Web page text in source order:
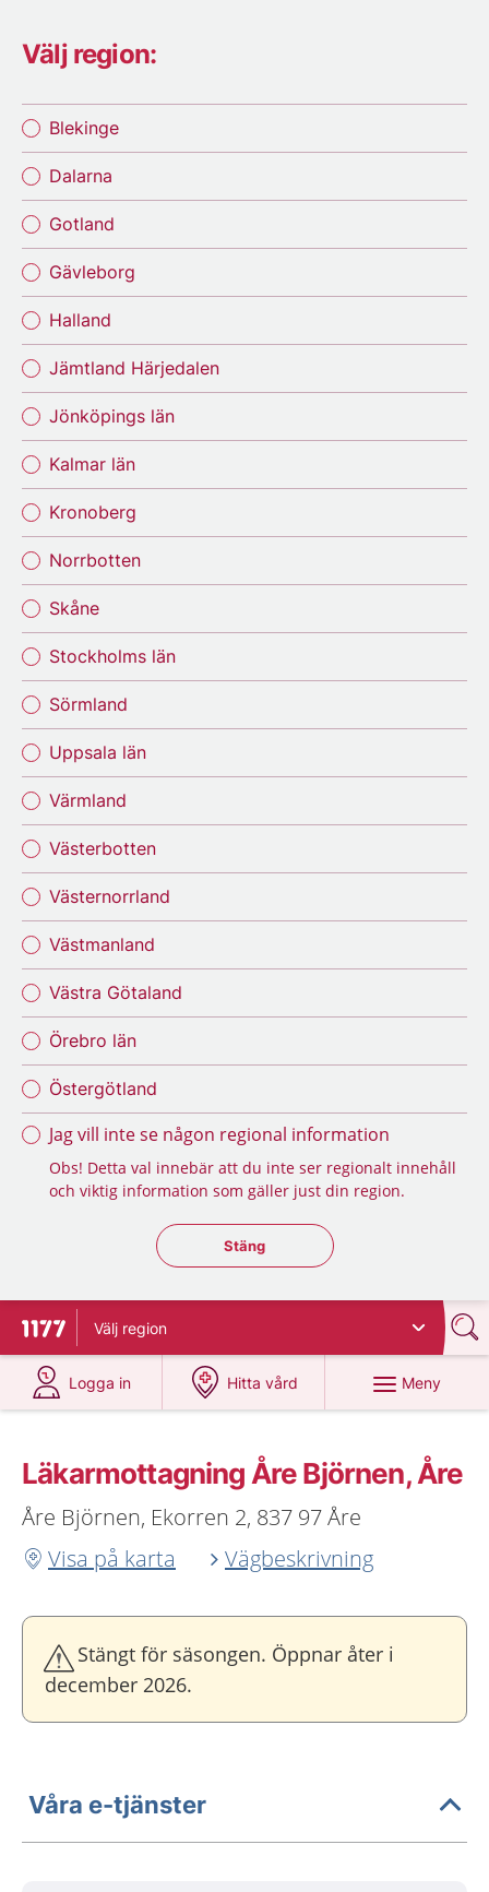
Välj region:
Blekinge
Dalarna
Gotland
Gävleborg
Halland
Jämtland Härjedalen
Jönköpings län
Kalmar län
Kronoberg
Norrbotten
Skåne
Stockholms län
Sörmland
Uppsala län
Värmland
Västerbotten
Västernorrland
Västmanland
Västra Götaland
Örebro län
Östergötland
Jag vill inte se någon regional information
Obs! Detta val innebär att du inte ser regionalt innehåll
och viktig information som gäller just din region.
Stäng regionsväljaren
Stäng
Till startsidan för 1177
Välj region
Logga in
på 1177.se
Hitta vård
på 1177.se
Meny
Läkarmottagning Åre Björnen, Åre
Åre Björnen, Ekorren 2, 837 97 Åre
Visa på karta
Vägbeskrivning
Stängt för säsongen. Öppnar åter i
december 2026.
Våra e-tjänster